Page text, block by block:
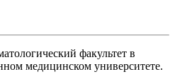
факультет в
медицинском университете.